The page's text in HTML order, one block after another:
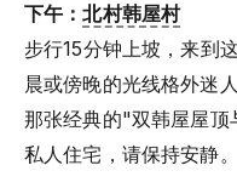
下午：北村韩屋村
步行15分钟上坡，来到
晨或傍晚的光线格外迷
那张经典的"双韩屋屋
私人住宅，请保持安静。